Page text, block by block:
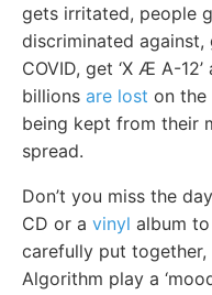
gets irritated, people
discriminated
COVID, get ‘X Æ A-
billions are lost on the
being kept from their
spread.
Don’t you miss the
CD or a vinyl album
carefully put together,
Algorithm play a